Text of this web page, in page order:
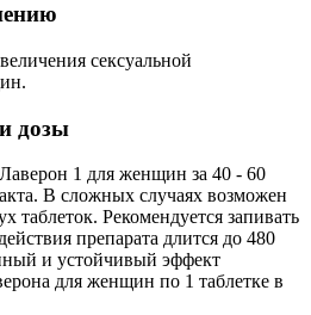
сексуальной
дозы
1 для женщин за 40 - 60
В сложных случаях возможен
таблеток. Рекомендуется запивать
препарата длится до 480
и устойчивый эффект
для женщин по 1 таблетке в